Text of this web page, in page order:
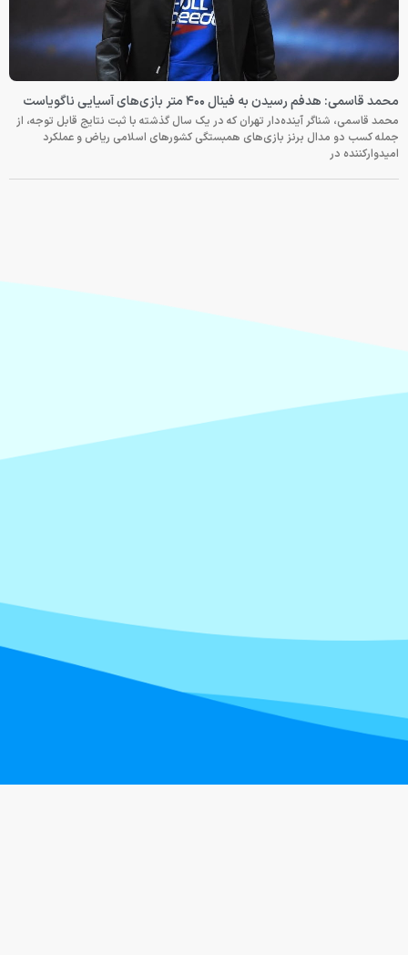
محمد قاسمی: هدفم رسیدن به فینال ۴۰۰ متر بازی‌های آسیایی ناگویاست
محمد قاسمی، شناگر آینده‌دار تهران که در یک سال گذشته با ثبت نتایج قابل توجه، از
جمله کسب دو مدال برنز بازی‌های همبستگی کشورهای اسلامی ریاض و عملکرد
امیدوارکننده در